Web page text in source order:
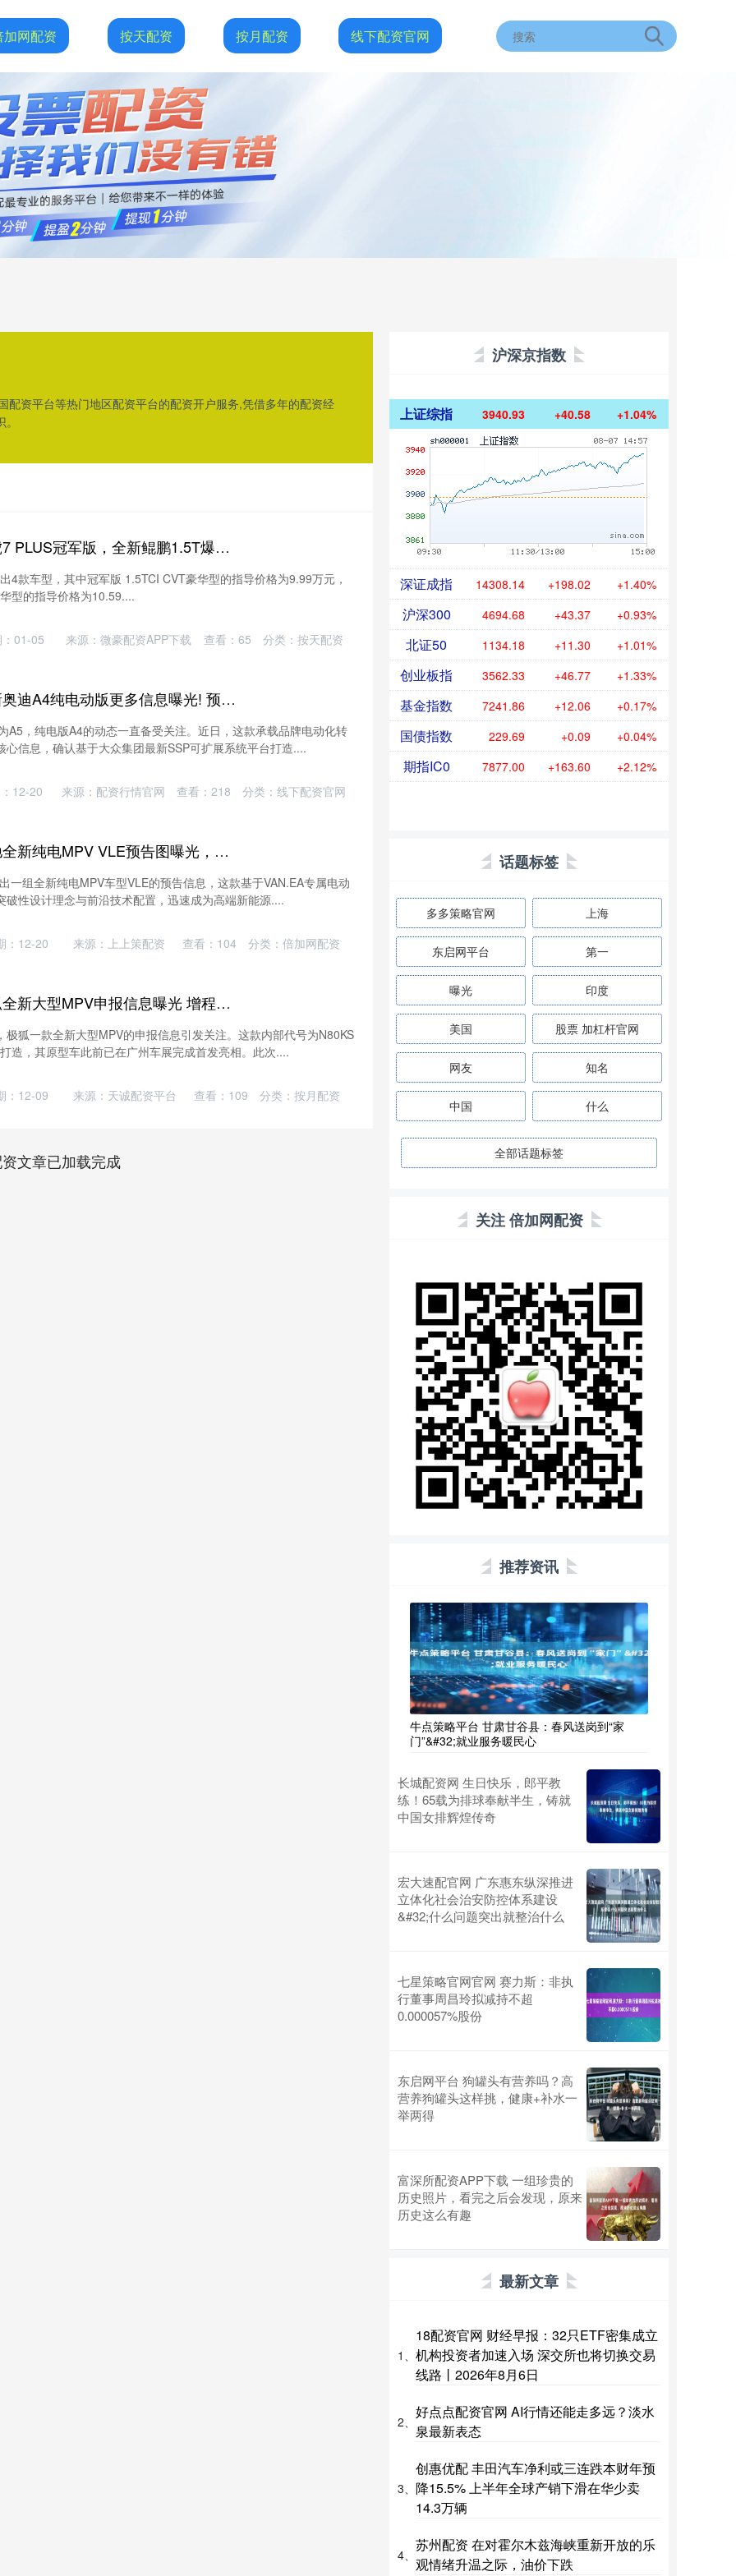
加网配资 按天配资 按月配资 线下配资官网
资平台等热门地区配资平台的配资开户服务,凭借多年的配资经
家林配资平台 瑞虎7 PLUS冠军版，全新鲲鹏1.5T爆发184马力
4款车型，其中冠军版 1.5TCI CVT豪华型的指导价格为9.99万元，
型的指导价格为10.59....
01-05 来源：微豪配资APP下载 查看：65 分类：按天配资
永华证券平台 全新奥迪A4纯电动版更多信息曝光! 预计2028年发布
A5，纯电版A4的动态一直备受关注。近日，这款承载品牌电动化转
心信息，确认基于大众集团最新SSP可扩展系统平台打造....
12-20 来源：配资行情官网 查看： 218 分类： 线下配资官网
博盈证券配资 奔驰全新纯电MPV VLE预告图曝光，国产进程加速或重塑高端市场格局
一组全新纯电MPV车型VLE的预告信息，这款基于VAN.EA专属电动
破性设计理念与前沿技术配置，迅速成为高端新能源....
：12-20 来源：上上策配资 查看： 104 分类： 倍加网配资
中兴证券官网 极狐全新大型MPV申报信息曝光 增程动力配7座 2026年二季度上市
极狐一款全新大型MPV的申报信息引发关注。这款内部代号为N80KS
造，其原型车此前已在广州车展完成首发亮相。此次....
：12-09 来源：天诚配资平台 查看： 109 分类： 按月配资
文章已加载完成
沪深京指数
上证综指 3940.93 +40.58 +1.04%
深证成指 14308.14 +198.02 +1.40%
沪深300 4694.68 +43.37 +0.93%
北证50 1134.18 +11.30 +1.01%
创业板指 3562.33 +46.77 +1.33%
基金指数 7241.86 +12.06 +0.17%
国债指数 229.69 +0.09 +0.04%
期指IC0 7877.00 +163.60 +2.12%
话题标签
多多策略官网 上海
东启网平台 第一
曝光 印度
美国 股票 加杠杆官网
网友 知名
中国 什么
全部话题标签
关注 倍加网配资
推荐资讯
牛点策略平台 甘肃甘谷县：春风送岗到“家
门”&#32;就业服务暖民心
长城配资网 生日快乐，郎平教
练！65载为排球奉献半生，铸就
中国女排辉煌传奇
宏大速配官网 广东惠东纵深推进
立体化社会治安防控体系建设
&#32;什么问题突出就整治什么
七星策略官网官网 赛力斯：非执
行董事周昌玲拟减持不超
0.000057%股份
东启网平台 狗罐头有营养吗？高
营养狗罐头这样挑，健康+补水一
举两得
富深所配资APP下载 一组珍贵的
历史照片，看完之后会发现，原来
历史这么有趣
最新文章
1、
18配资官网 财经早报：32只ETF密集成立
机构投资者加速入场 深交所也将切换交易
线路丨2026年8月6日
2、
好点点配资官网 AI行情还能走多远？淡水
泉最新表态
3、
创惠优配 丰田汽车净利或三连跌本财年预
降15.5% 上半年全球产销下滑在华少卖
14.3万辆
4、
苏州配资 在对霍尔木兹海峡重新开放的乐
观情绪升温之际，油价下跌